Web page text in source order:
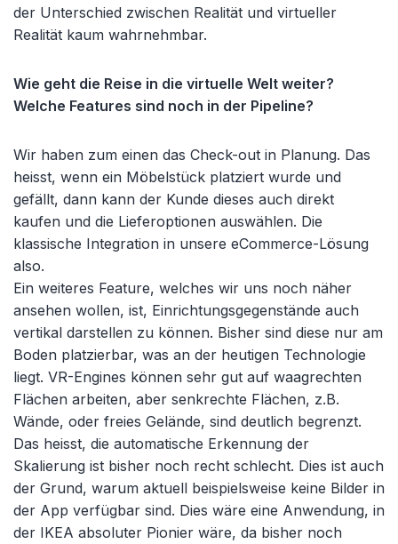
der Unterschied zwischen Realität und virtueller
Realität kaum wahrnehmbar.
Wie geht die Reise in die virtuelle Welt weiter?
Welche Features sind noch in der Pipeline?
Wir haben zum einen das Check-out in Planung. Das
heisst, wenn ein Möbelstück platziert wurde und
gefällt, dann kann der Kunde dieses auch direkt
kaufen und die Lieferoptionen auswählen. Die
klassische Integration in unsere eCommerce-Lösung
also.
Ein weiteres Feature, welches wir uns noch näher
ansehen wollen, ist, Einrichtungsgegenstände auch
vertikal darstellen zu können. Bisher sind diese nur am
Boden platzierbar, was an der heutigen Technologie
liegt. VR-Engines können sehr gut auf waagrechten
Flächen arbeiten, aber senkrechte Flächen, z.B.
Wände, oder freies Gelände, sind deutlich begrenzt.
Das heisst, die automatische Erkennung der
Skalierung ist bisher noch recht schlecht. Dies ist auch
der Grund, warum aktuell beispielsweise keine Bilder in
der App verfügbar sind. Dies wäre eine Anwendung, in
der IKEA absoluter Pionier wäre, da bisher noch